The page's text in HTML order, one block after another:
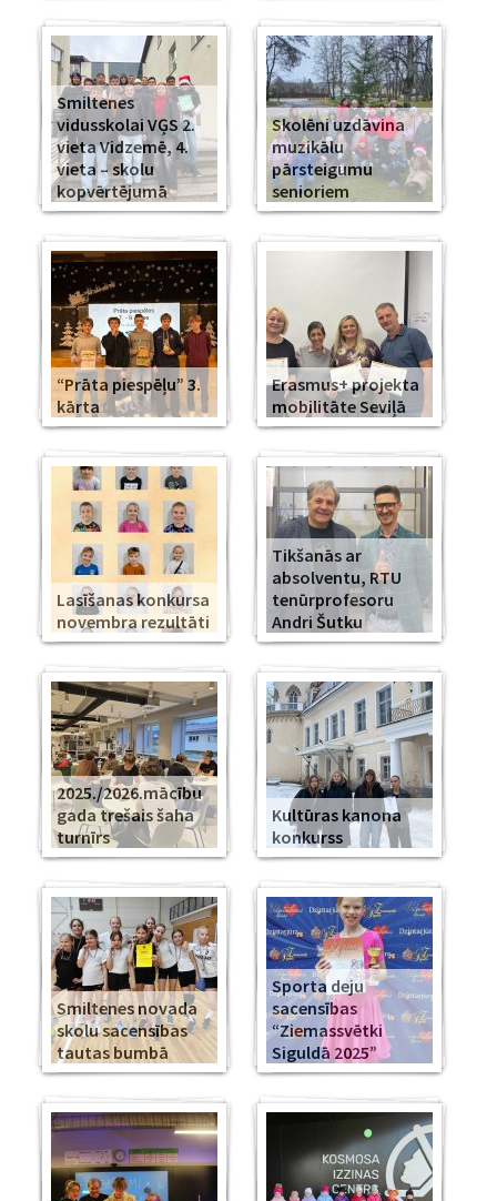
Smiltenes
vidusskolai VĢS 2.
vieta Vidzemē, 4.
vieta – skolu
kopvērtējumā
Skolēni uzdāvina
muzikālu
pārsteigumu
senioriem
“Prāta piespēļu” 3.
kārta
Erasmus+ projekta
mobilitāte Seviļā
Lasīšanas konkursa
novembra rezultāti
Tikšanās ar
absolventu, RTU
tenūrprofesoru
Andri Šutku
2025./2026.mācību
gada trešais šaha
turnīrs
Kultūras kanona
konkurss
Smiltenes novada
skolu sacensības
tautas bumbā
Sporta deju
sacensības
“Ziemassvētki
Siguldā 2025”